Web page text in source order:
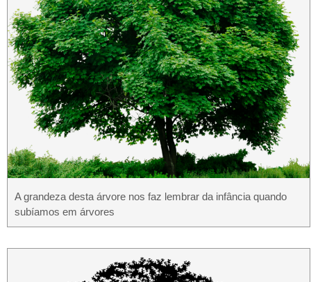
A grandeza desta árvore nos faz lembrar da infância quando
subíamos em árvores